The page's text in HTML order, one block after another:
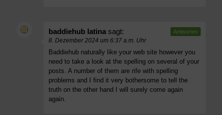
baddiehub latina sagt:
8. Dezember 2024 um 6:37 a.m. Uhr
Baddiehub naturally like your web site however you
need to take a look at the spelling on several of your
posts. A number of them are rife with spelling
problems and I find it very bothersome to tell the
truth on the other hand I will surely come again
again.
Antworten